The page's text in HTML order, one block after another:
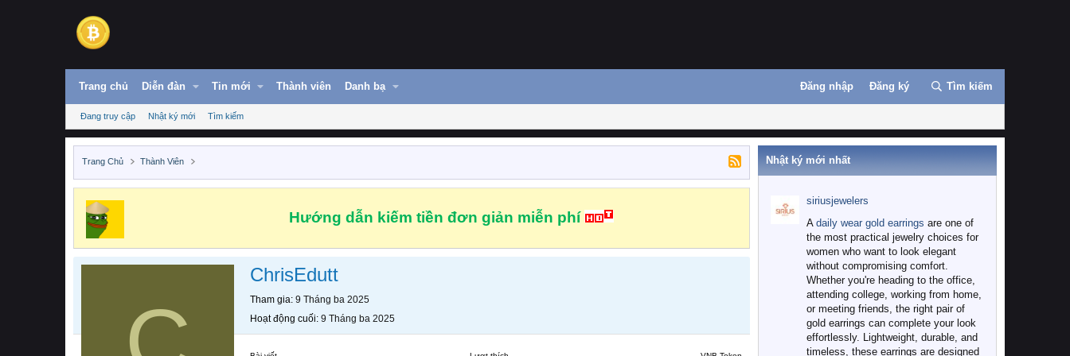
Trang chủ Diễn đàn Tin mới Thành viên Danh bạ Đăng nhập Đăng ký Tìm kiếm
Đang truy cập Nhật ký mới Tìm kiếm
Trang Chủ Thành Viên
Hướng dẫn kiếm tiền đơn giản miễn phí
ChrisEdutt
Tham gia 9 Tháng ba 2025
Hoạt động cuối 9 Tháng ba 2025
Nhật ký mới nhất
siriusjewelers
A daily wear gold earrings are one of
the most practical jewelry choices for
women who want to look elegant
without compromising comfort.
Whether you're heading to the office,
attending college, working from home,
or meeting friends, the right pair of
gold earrings can complete your look
effortlessly. Lightweight, durable, and
timeless, these earrings are designed